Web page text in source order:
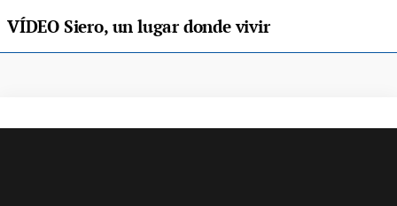
VÍDEO Siero, un lugar donde vivir